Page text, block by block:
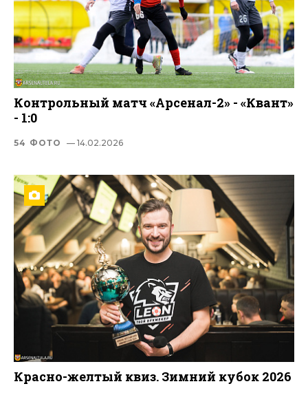
Контрольный матч «Арсенал-2» - «Квант»
- 1:0
54 ФОТО — 14.02.2026
Красно-желтый квиз. Зимний кубок 2026